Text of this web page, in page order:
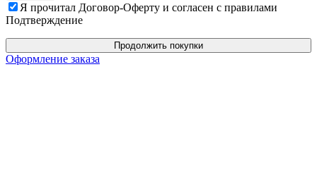
Я прочитал Договор-Оферту и согласен с правилами
Подтверждение
Продолжить покупки
Оформление заказа